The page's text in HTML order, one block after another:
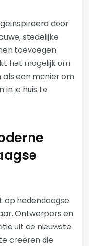
door
stedelijke
toevoegen.
het mogelijk om
een manier om
in je huis te
op hedendaagse
Ontwerpers en
uit de nieuwste
creëren die